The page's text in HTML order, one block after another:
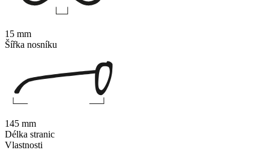
Vlastnosti
15 mm
Šířka nosníku
145 mm
Délka stranic